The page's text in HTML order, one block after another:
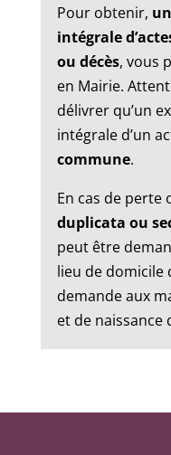
Pour obtenir,
intégrale
ou décès, vous
en Mairie.
délivrer qu’un
intégrale d’un
commune.
En cas de perte
duplicata ou
peut être
lieu de
demande aux
et de naissance